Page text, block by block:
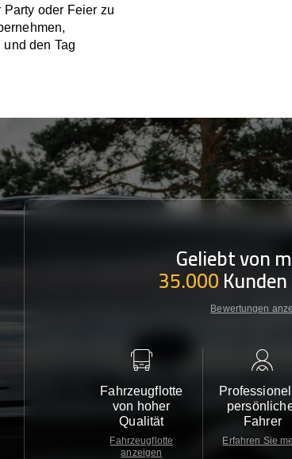
Party oder Feier zu
den Tag
Geliebt von
35.000
Bewertungen
Fahrzeugflotte
von hoher
Qualität
Fahrzeugflotte
anzeigen
Fahrer
Erfahren Sie